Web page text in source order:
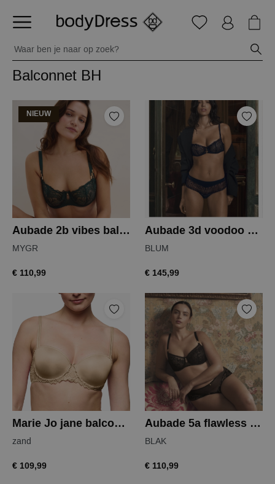
Balconnet BH
NIEUW
Aubade 2b vibes balconette
MYGR
€ 110,99
Aubade 3d voodoo kiss balconette
BLUM
€ 145,99
Marie Jo jane balconnet bh
zand
€ 109,99
Aubade 5a flawless love balconnet
BLAK
€ 110,99